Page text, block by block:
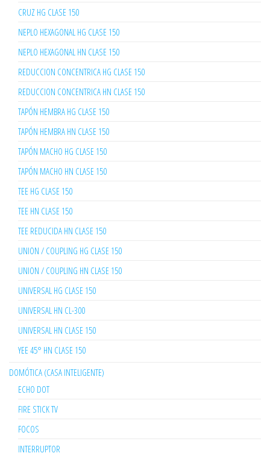
CRUZ HG CLASE 150
NEPLO HEXAGONAL HG CLASE 150
NEPLO HEXAGONAL HN CLASE 150
REDUCCION CONCENTRICA HG CLASE 150
REDUCCION CONCENTRICA HN CLASE 150
TAPÓN HEMBRA HG CLASE 150
TAPÓN HEMBRA HN CLASE 150
TAPÓN MACHO HG CLASE 150
TAPÓN MACHO HN CLASE 150
TEE HG CLASE 150
TEE HN CLASE 150
TEE REDUCIDA HN CLASE 150
UNION / COUPLING HG CLASE 150
UNION / COUPLING HN CLASE 150
UNIVERSAL HG CLASE 150
UNIVERSAL HN CL-300
UNIVERSAL HN CLASE 150
YEE 45° HN CLASE 150
DOMÓTICA (CASA INTELIGENTE)
ECHO DOT
FIRE STICK TV
FOCOS
INTERRUPTOR